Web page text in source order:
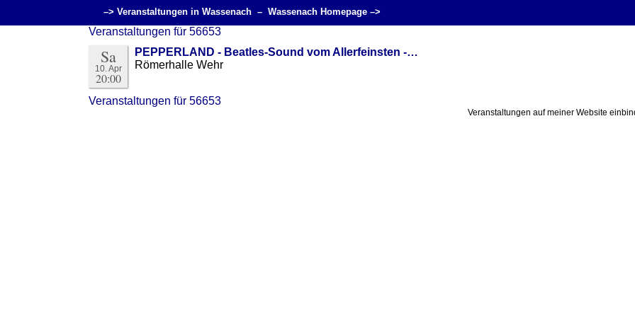
–> Veranstaltungen in Wassenach – Wassenach Homepage –>
Veranstaltungen für 56653
Sa
10. Apr
20:00
PEPPERLAND - Beatles-Sound vom Allerfeinsten -…
Römerhalle Wehr
Veranstaltungen für 56653
Veranstaltungen auf meiner Website